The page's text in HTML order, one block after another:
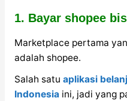
1. Bayar shopee
Marketplace pertama
adalah shopee.
Salah satu aplikasi
Indonesiaini, jadi yang